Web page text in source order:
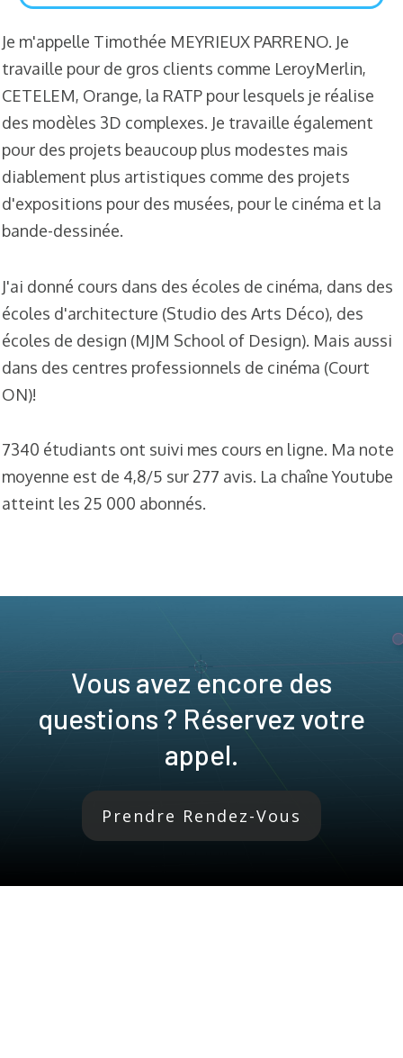
Je m'appelle Timothée MEYRIEUX PARRENO. Je
travaille pour de gros clients comme LeroyMerlin,
CETELEM, Orange, la RATP pour lesquels je réalise
des modèles 3D complexes. Je travaille également
pour des projets beaucoup plus modestes mais
diablement plus artistiques comme des projets
d'expositions pour des musées, pour le cinéma et la
bande-dessinée.
J'ai donné cours dans des écoles de cinéma, dans des
écoles d'architecture (Studio des Arts Déco), des
écoles de design (MJM School of Design). Mais aussi
dans des centres professionnels de cinéma (Court
ON)!
7340 étudiants ont suivi mes cours en ligne. Ma note
moyenne est de 4,8/5 sur 277 avis. La chaîne Youtube
atteint les 25 000 abonnés.
Vous avez encore des
questions ? Réservez votre
appel.
Prendre Rendez-Vous